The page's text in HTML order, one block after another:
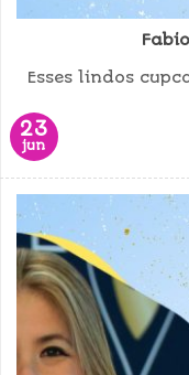
Esses lindos
23
jun